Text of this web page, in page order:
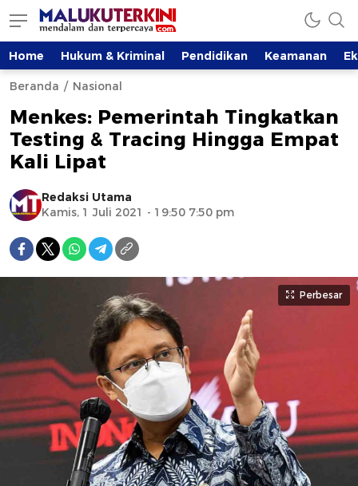
Home Hukum & Kriminal Pendidikan Keamanan
Beranda Nasional
Menkes: Pemerintah Tingkatkan
Testing & Tracing Hingga Empat
Kali Lipat
Redaksi Utama
Kamis, 1 Juli 2021 - 19:50 7:50 pm
Perbesar